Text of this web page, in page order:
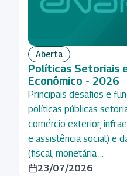
Infraestrutura
Liderança
Logística
e
Compras
Públicas
Meio
Ambiente
Orçamento
problemas
com base
em dados
Trabalho
em
equipe
Visão
sistêmica
Aberta
Políticas Setoriais
Econômico - 2026
Principais desafios e
políticas públicas
comércio exterior,
e assistência social) e
(fiscal, monetária …
23/07/2026